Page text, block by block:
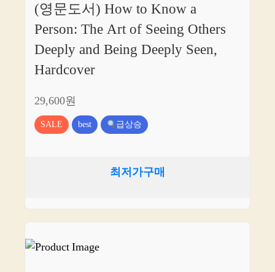
(영문도서) How to Know a
Person: The Art of Seeing Others
Deeply and Being Deeply Seen,
Hardcover
29,600원
SALE best 급상승
최저가구매